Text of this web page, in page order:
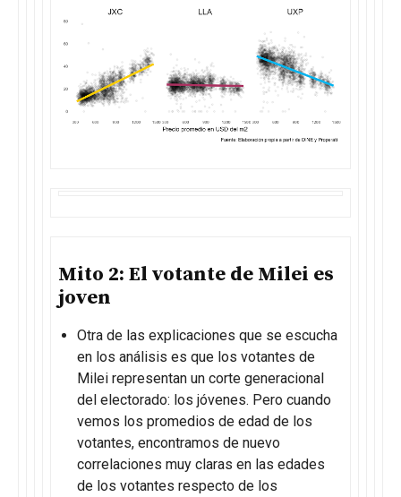
Mito 2: El votante de Milei es
joven
Otra de las explicaciones que se escucha
en los análisis es que los votantes de
Milei representan un corte generacional
del electorado: los jóvenes. Pero cuando
vemos los promedios de edad de los
votantes, encontramos de nuevo
correlaciones muy claras en las edades
de los votantes respecto de los